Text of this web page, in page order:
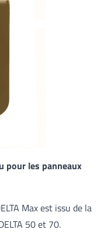
pour les panneaux
Max est issu de la
50 et 70.